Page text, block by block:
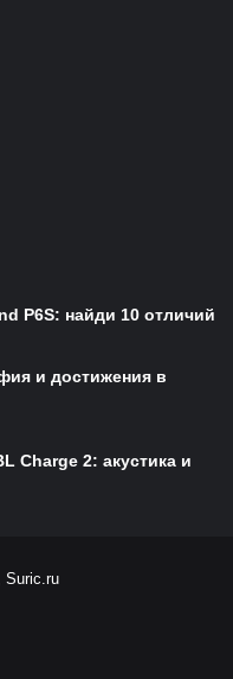
P6S: найди 10 отличий
и достижения в
Charge 2: акустика и
Suric.ru